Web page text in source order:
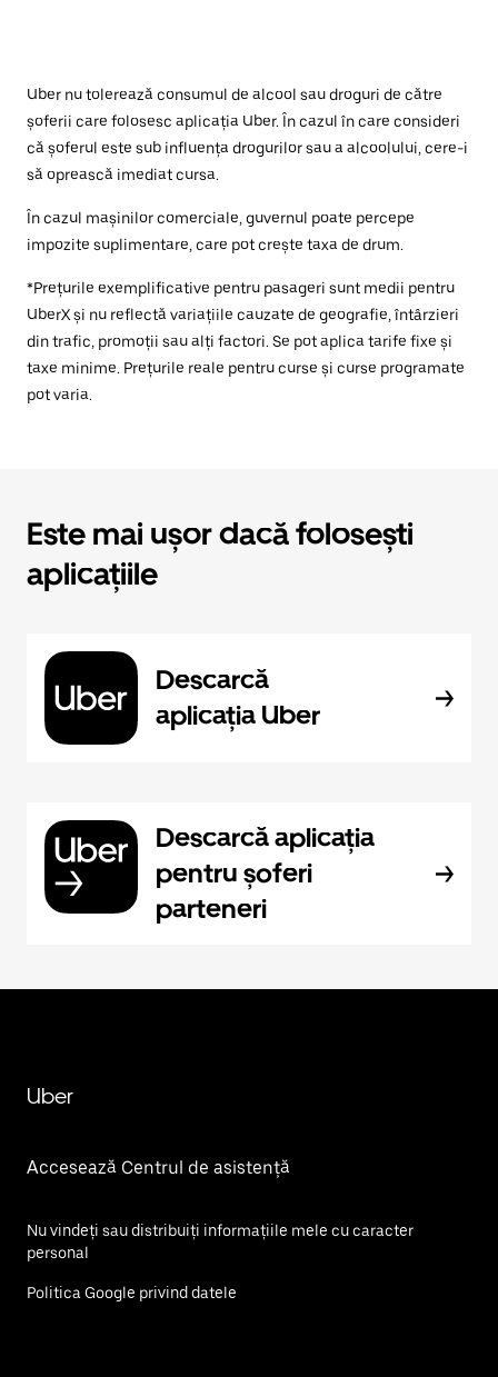
Uber nu tolerează consumul de alcool sau droguri de către
șoferii care folosesc aplicația Uber. În cazul în care consideri
că șoferul este sub influența drogurilor sau a alcoolului, cere-i
să oprească imediat cursa.
În cazul mașinilor comerciale, guvernul poate percepe
impozite suplimentare, care pot crește taxa de drum.
*Prețurile exemplificative pentru pasageri sunt medii pentru
UberX și nu reflectă variațiile cauzate de geografie, întârzieri
din trafic, promoții sau alți factori. Se pot aplica tarife fixe și
taxe minime. Prețurile reale pentru curse și curse programate
pot varia.
Este mai ușor dacă folosești
aplicațiile
Descarcă
aplicația Uber
Descarcă aplicația
pentru șoferi
parteneri
Uber
Accesează Centrul de asistență
Nu vindeți sau distribuiți informațiile mele cu caracter
personal
Politica Google privind datele